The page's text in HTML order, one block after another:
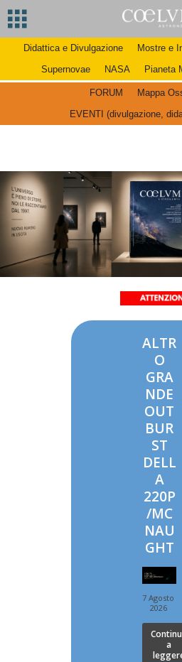
Didattica e Divulgazione Mostre e
Supernovae
NASA Pianeta
FORUM
Mappa
EVENTI (divulgazione,
ALTR
O
GRA
NDE
OUT
BUR
ST
DELL
A
220P
/MC
NAU
GHT
7 Agosto
2026
a